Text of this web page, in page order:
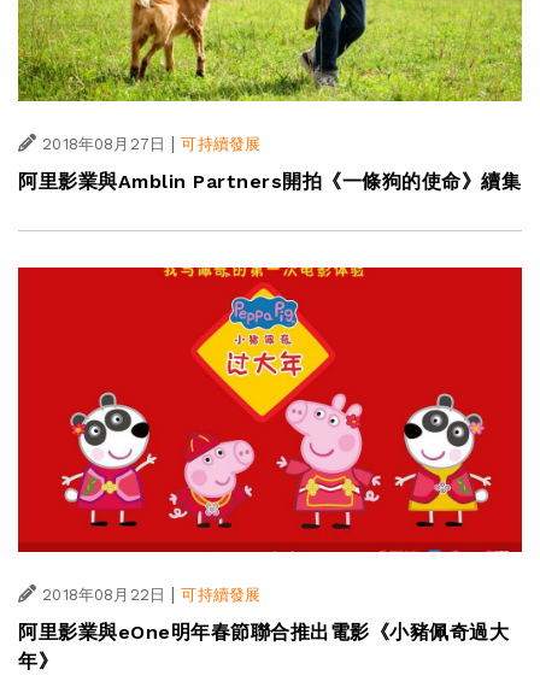
2018年08月27日 可持續發展
阿里影業與Amblin Partners開拍《一條狗的使命》續集
2018年08月22日 | 可持續發展
阿里影業與eOne明年春節聯合推出電影《小豬佩奇過大
年》